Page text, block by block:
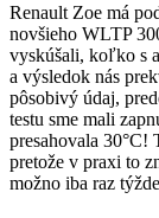
Renault Zoe má
novšieho WLTP
vyskúšali, koľko s
a výsledok nás
pôsobivý údaj,
testu sme mali
presahovala 30°C!
pretože v praxi to
možno iba raz